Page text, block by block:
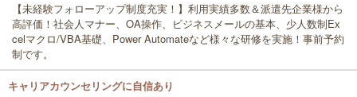
【未経験フォローアップ制度充実！】利用実績多数＆派遣先企業様から
高評価！社会人マナー、OA操作、ビジネスメールの基本、少人数制Ex
celマクロ/VBA基礎、Power Automateなど様々な研修を実施！事前予約
制です。
キャリアカウンセリングに自信あり